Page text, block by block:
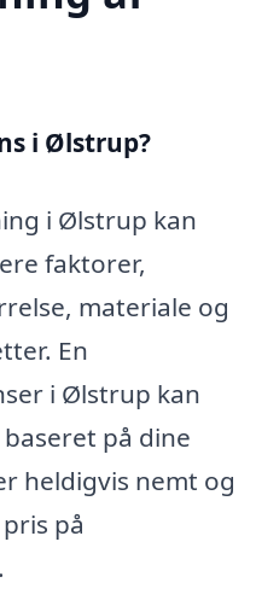
i Ølstrup?
i Ølstrup kan
faktorer,
materiale og
En
i Ølstrup kan
på dine
heldigvis nemt og
på